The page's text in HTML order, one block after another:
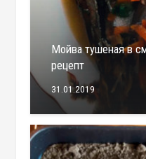
Мойва тушеная в
рецепт
31.01.2019